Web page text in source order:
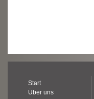
Start
Über uns